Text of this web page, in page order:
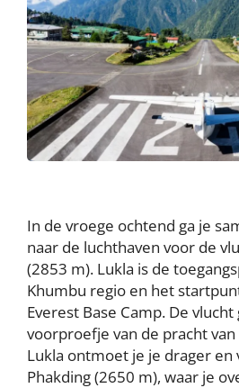
In de vroege ochtend ga je
naar de luchthaven voor de
(2853 m). Lukla is de
Khumbu regio en het
Everest Base Camp. De
voorproefje van de pracht
Lukla ontmoet je je drager
Phakding (2650 m), waar je